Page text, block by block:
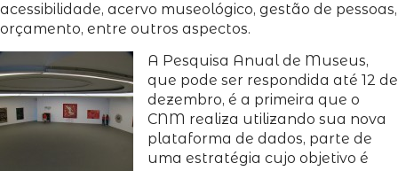
acessibilidade, acervo museológico, gestão de pessoas,
orçamento, entre outros aspectos.
A Pesquisa Anual de Museus,
que pode ser respondida até 12 de
dezembro, é a primeira que o
CNM realiza utilizando sua nova
plataforma de dados, parte de
uma estratégia cujo objetivo é